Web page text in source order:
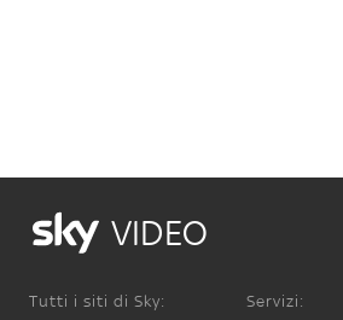
VIDEO
Tutti i siti di Sky: Servizi: